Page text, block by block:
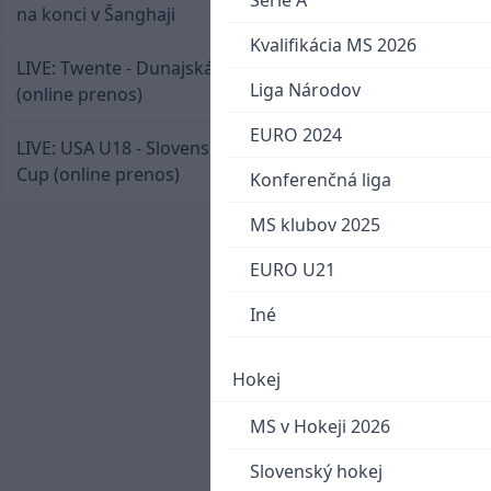
Kvalifikácia MS 2026
Liga Národov
EURO 2024
Konferenčná liga
MS klubov 2025
EURO U21
Iné
Hokej
MS v Hokeji 2026
Slovenský hokej
na konci v Šanghaji
LIVE: Twente - Dunajská Streda / Konferenčná liga
(online prenos)
LIVE: USA U18 - Slovensko U18 / Hlinka-Gretzky
Cup (online prenos)